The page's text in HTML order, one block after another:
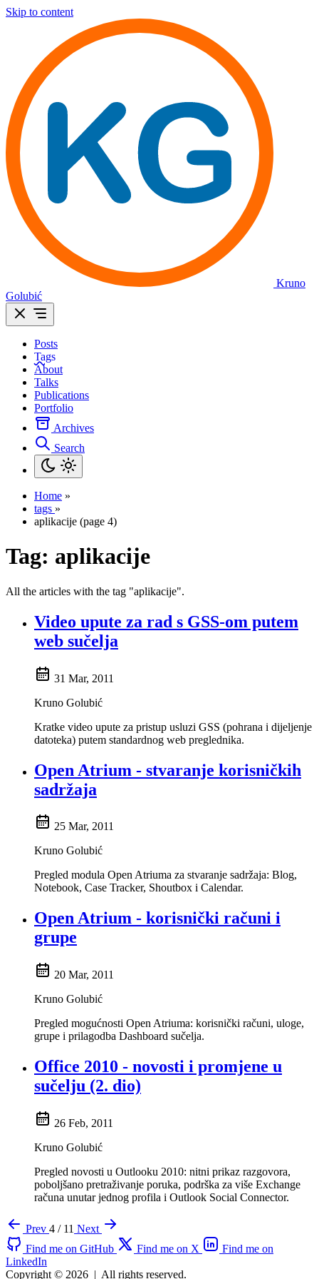
Skip to content
Kruno
Golubić
Posts
Tags
About
Talks
Publications
Portfolio
Archives
Search
Home »
tags »
aplikacije (page 4)
Tag: aplikacije
All the articles with the tag "aplikacije".
Video upute za rad s GSS-om putem
web sučelja
31 Mar, 2011
Kruno Golubić
Kratke video upute za pristup usluzi GSS (pohrana i dijeljenje
datoteka) putem standardnog web preglednika.
Open Atrium - stvaranje korisničkih
sadržaja
25 Mar, 2011
Kruno Golubić
Pregled modula Open Atriuma za stvaranje sadržaja: Blog,
Notebook, Case Tracker, Shoutbox i Calendar.
Open Atrium - korisnički računi i
grupe
20 Mar, 2011
Kruno Golubić
Pregled mogućnosti Open Atriuma: korisnički računi, uloge,
grupe i prilagodba Dashboard sučelja.
Office 2010 - novosti i promjene u
sučelju (2. dio)
26 Feb, 2011
Kruno Golubić
Pregled novosti u Outlooku 2010: nitni prikaz razgovora,
poboljšano pretraživanje poruka, podrška za više Exchange
računa unutar jednog profila i Outlook Social Connector.
Prev 4 / 11 Next
Find me on GitHub
Find me on X
Find me on
LinkedIn
Copyright © 2026 | All rights reserved.